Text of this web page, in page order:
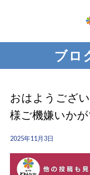
ブロ
おはようござ
様ご機嫌いか
2025年11月3日